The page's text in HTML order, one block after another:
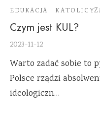
EDUKACJA
Czym jest KUL?
2023-11-12
Warto zadać sobie to
Polsce rządzi
ideologiczn…